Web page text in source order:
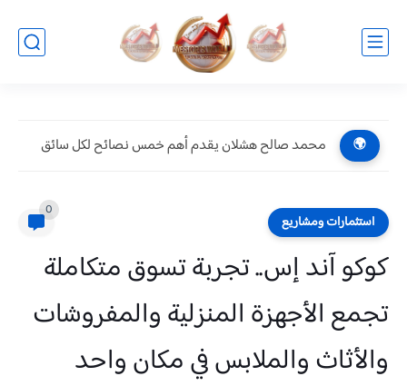
🌍 محمد صالح هشلان يقدم أهم خمس نصائح لكل سائق
استثمارات ومشاريع
0
كوكو آند إس.. تجربة تسوق متكاملة
تجمع الأجهزة المنزلية والمفروشات
والأثاث والملابس في مكان واحد